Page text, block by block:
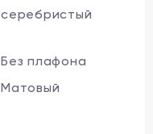
серебристый
Без плафона
Матовый